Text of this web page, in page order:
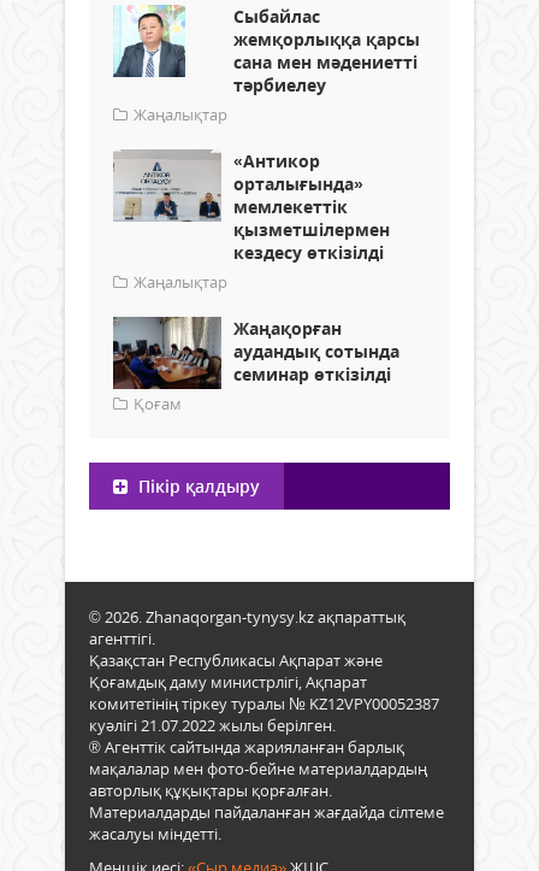
Сыбайлас
жемқорлыққа қарсы
сана мен мәдениетті
тәрбиелеу
Жаңалықтар
«Антикор
орталығында»
мемлекеттік
қызметшілермен
кездесу өткізілді
Жаңалықтар
Жаңақорған
аудандық сотында
семинар өткізілді
Қоғам
Пікір қалдыру
© 2026. Zhanaqorgan-tynysy.kz ақпараттық
агенттігі.
Қазақстан Республикасы Ақпарат және
Қоғамдық даму министрлігі, Ақпарат
комитетінің тіркеу туралы № KZ12VPY00052387
куәлігі 21.07.2022 жылы берілген.
® Агенттік сайтында жарияланған барлық
мақалалар мен фото-бейне материалдардың
авторлық құқықтары қорғалған.
Материалдарды пайдаланған жағдайда сілтеме
жасалуы міндетті.